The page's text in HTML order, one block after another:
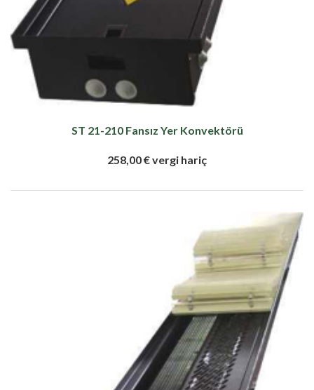
ST 21-210 Fansız Yer Konvektörü
258,00 € vergi hariç